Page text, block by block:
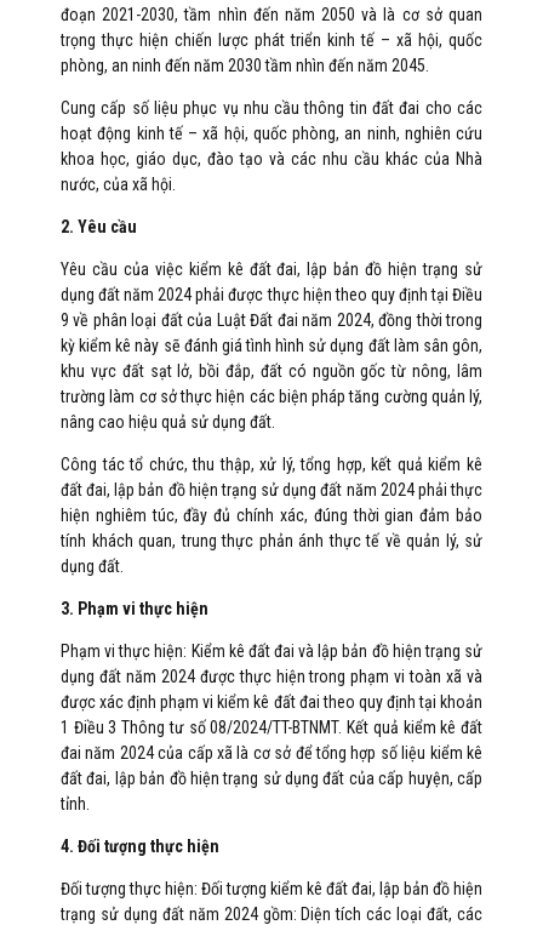
đoạn 2021-2030, tầm nhìn đến năm 2050 và là cơ sở quan
trọng thực hiện chiến lược phát triển kinh tế – xã hội, quốc
phòng, an ninh đến năm 2030 tầm nhìn đến năm 2045.
Cung cấp số liệu phục vụ nhu cầu thông tin đất đai cho các
hoạt động kinh tế – xã hội, quốc phòng, an ninh, nghiên cứu
khoa học, giáo dục, đào tạo và các nhu cầu khác của Nhà
nước, của xã hội.
2. Yêu cầu
Yêu cầu của việc kiểm kê đất đai, lập bản đồ hiện trạng sử
dụng đất năm 2024 phải được thực hiện theo quy định tại Điều
9 về phân loại đất của Luật Đất đai năm 2024, đồng thời trong
kỳ kiểm kê này sẽ đánh giá tình hình sử dụng đất làm sân gôn,
khu vực đất sạt lở, bồi đắp, đất có nguồn gốc từ nông, lâm
trường làm cơ sở thực hiện các biện pháp tăng cường quản lý,
nâng cao hiệu quả sử dụng đất.
Công tác tổ chức, thu thập, xử lý, tổng hợp, kết quả kiểm kê
đất đai, lập bản đồ hiện trạng sử dụng đất năm 2024 phải thực
hiện nghiêm túc, đầy đủ chính xác, đúng thời gian đảm bảo
tính khách quan, trung thực phản ánh thực tế về quản lý, sử
dụng đất.
3. Phạm vi thực hiện
Phạm vi thực hiện: Kiểm kê đất đai và lập bản đồ hiện trạng sử
dụng đất năm 2024 được thực hiện trong phạm vi toàn xã và
được xác định phạm vi kiểm kê đất đai theo quy định tại khoản
1 Điều 3 Thông tư số 08/2024/TT-BTNMT. Kết quả kiểm kê đất
đai năm 2024 của cấp xã là cơ sở để tổng hợp số liệu kiểm kê
đất đai, lập bản đồ hiện trạng sử dụng đất của cấp huyện, cấp
tỉnh.
4. Đối tượng thực hiện
Đối tượng thực hiện: Đối tượng kiểm kê đất đai, lập bản đồ hiện
trạng sử dụng đất năm 2024 gồm: Diện tích các loại đất, các